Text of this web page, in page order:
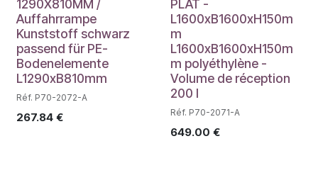
1290X810MM /
Auffahrrampe
Kunststoff schwarz
passend für PE-
Bodenelemente
L1290xB810mm
Réf. P70-2072-A
267.84 €
PLAT -
L1600xB1600xH150m
m
L1600xB1600xH150m
m polyéthylène -
Volume de réception
200 l
Réf. P70-2071-A
649.00 €